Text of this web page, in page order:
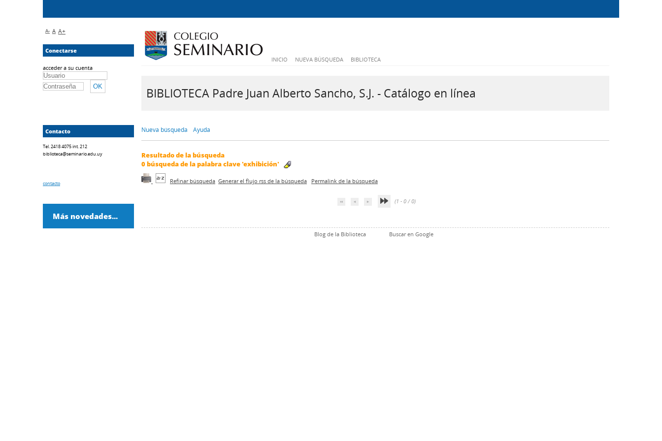
INICIO NUEVA BÚSQUEDA BIBLIOTECA
BIBLIOTECA Padre Juan Alberto Sancho, S.J. - Catálogo en línea
Nueva búsqueda Ayuda
Resultado de la búsqueda
0búsqueda de la palabra clave'exhibición'
Refinar búsqueda Generar el flujo rss de la búsqueda Permalink de la búsqueda
(1 - 0 / 0)
Blog de la Biblioteca Buscar en Google
A- A A+
Conectarse
acceder a su cuenta
Contacto
Tel. 2418 4075 int. 212
biblioteca@seminario.edu.uy
contacto
Más novedades...